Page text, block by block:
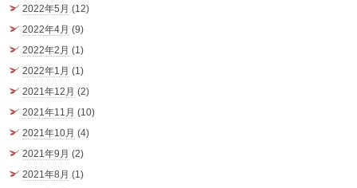
2022年5月 (12)
2022年4月 (9)
2022年2月 (1)
2022年1月 (1)
2021年12月 (2)
2021年11月 (10)
2021年10月 (4)
2021年9月 (2)
2021年8月 (1)